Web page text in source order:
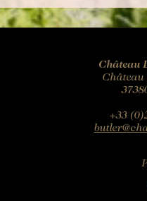
Château
Château
+33